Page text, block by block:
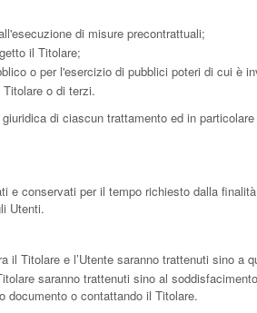
di misure precontrattuali;
il Titolare;
o per l'esercizio di pubblici poteri di cui è
o di terzi.
di ciascun trattamento ed in
conservati per il tempo richiesto dalla
Utenti.
Titolare e l’Utente saranno trattenuti sino a
saranno trattenuti sino al
documento o contattando il Titolare.